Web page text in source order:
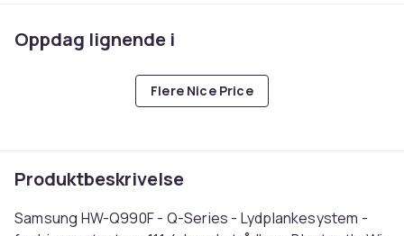
Oppdag lignende i
Flere Nice Price
Produktbeskrivelse
Samsung HW-Q990F - Q-Series - Lydplankesystem -